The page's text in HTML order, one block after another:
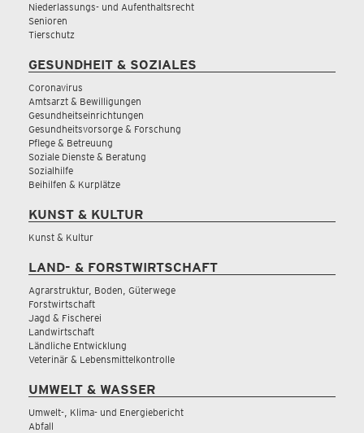
Niederlassungs- und Aufenthaltsrecht
Senioren
Tierschutz
GESUNDHEIT & SOZIALES
Coronavirus
Amtsarzt & Bewilligungen
Gesundheitseinrichtungen
Gesundheitsvorsorge & Forschung
Pflege & Betreuung
Soziale Dienste & Beratung
Sozialhilfe
Beihilfen & Kurplätze
KUNST & KULTUR
Kunst & Kultur
LAND- & FORSTWIRTSCHAFT
Agrarstruktur, Boden, Güterwege
Forstwirtschaft
Jagd & Fischerei
Landwirtschaft
Ländliche Entwicklung
Veterinär & Lebensmittelkontrolle
UMWELT & WASSER
Umwelt-, Klima- und Energiebericht
Abfall